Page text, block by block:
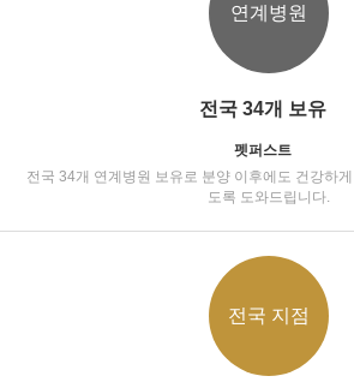
연계병원
전국 34개 보유
펫퍼스트
전국 34개 연계병원 보유로 분양 이후에도 건강하
도록 도와드립니다.
전국 지점